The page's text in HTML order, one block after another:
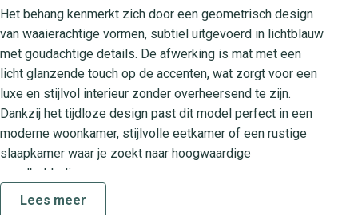
Het behang kenmerkt zich door een geometrisch design
van waaierachtige vormen, subtiel uitgevoerd in lichtblauw
met goudachtige details. De afwerking is mat met een
licht glanzende touch op de accenten, wat zorgt voor een
luxe en stijlvol interieur zonder overheersend te zijn.
Dankzij het tijdloze design past dit model perfect in een
moderne woonkamer, stijlvolle eetkamer of een rustige
slaapkamer waar je zoekt naar hoogwaardige
wandbekleding.
Over de Color Box 3 collectie
Lees meer